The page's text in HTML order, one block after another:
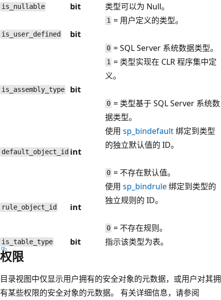
is_nullable bit 类型可以为 Null。
is_user_defined bit
1 = 用户定义的类型。
0 = SQL Server 系统数据类型。
is_assembly_type bit
1 = 类型实现在 CLR 程序集中定
义。
0 = 类型基于 SQL Server 系统数
据类型。
default_object_id int
使用 sp_bindefault绑定到类型
的独立默认值的 ID。
0 = 不存在默认值。
rule_object_id int
使用 sp_bindrule绑定到类型的
独立规则的 ID。
0 = 不存在规则。
is_table_type bit 指示该类型为表。
权限
目录视图中仅显示用户拥有的安全对象的元数据，或用户对其拥
有某些权限的安全对象的元数据。 有关详细信息，请参阅